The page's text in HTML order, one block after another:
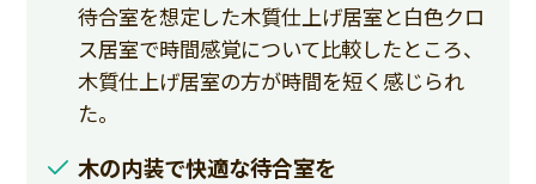
待合室を想定した木質仕上げ居室と白色クロ
ス居室で時間感覚について比較したところ、
木質仕上げ居室の方が時間を短く感じられ
た。
木の内装で快適な待合室を